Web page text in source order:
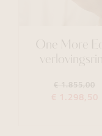
One More
€ 1.855,00